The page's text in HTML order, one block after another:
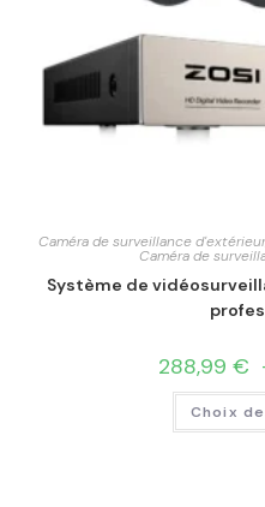
Caméra de surveillance d'extérieur
Caméra de
Système de
288,99 €
Choix